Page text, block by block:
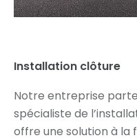
Installation clôture
Notre entreprise
spécialiste de
offre une solution à la